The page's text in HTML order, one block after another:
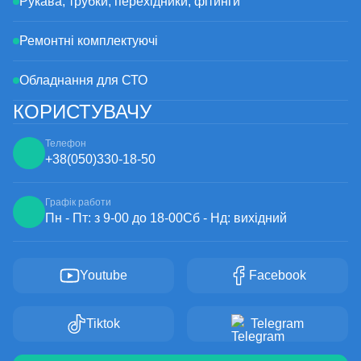
Ремонтні комплектуючі
Обладнання для СТО
КОРИСТУВАЧУ
Телефон
+38(050)330-18-50
Графік работи
Пн - Пт: з 9-00 до 18-00Сб - Нд: вихідний
Youtube Facebook
Tiktok Telegram